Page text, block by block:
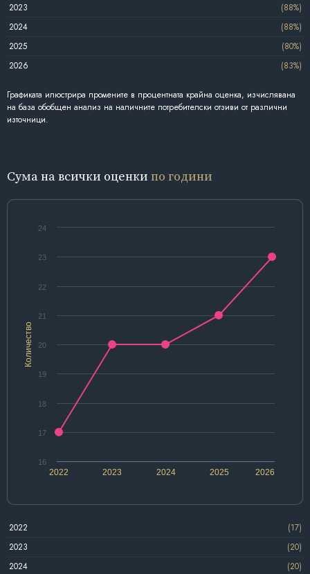
2023
(88%)
2024
(88%)
2025
(80%)
2026
(83%)
Графиката илюстрира промените в процентната крайна оценка, изчислявана
на база обобщен анализ на наличните потребителски отзиви от различни
източници.
Сума на всички оценки по години
Количество
2022 2024 2026
2023 2025
16
17
18
19
20
21
22
23
24
2022
(17)
2023
(20)
2024
(20)